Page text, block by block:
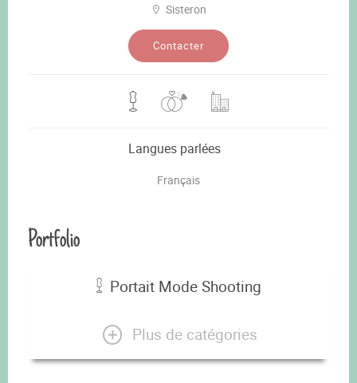
Sisteron
Contacter
Langues parlées
Français
Portfolio
Portait Mode Shooting
Plus de catégories